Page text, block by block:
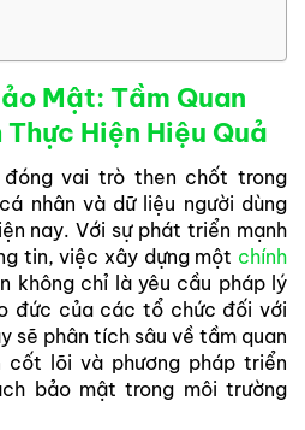
Mật: Tầm Quan
Hiện Hiệu Quả
đóng vai trò then chốt trong
nhân và dữ liệu người dùng
nay. Với sự phát triển mạnh
tin, việc xây dựng một chính
không chỉ là yêu cầu pháp lý
đức của các tổ chức đối với
sẽ phân tích sâu về tầm quan
lõi và phương pháp triển
bảo mật trong môi trường